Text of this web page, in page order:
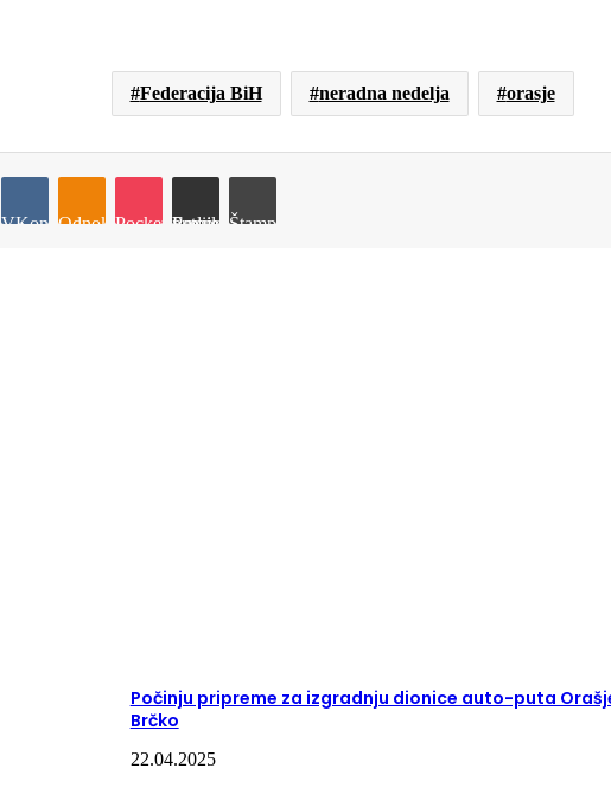
Federacija BiH neradna nedelja orasje
VKontakteOdnoklassniki
Pocket Podijeli putem Emaila Štampaj
Počinju pripreme za izgradnju dionice auto-puta
Brčko
22.04.2025